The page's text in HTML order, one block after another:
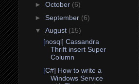
► October (6)
► September (6)
▼ August (15)
[nosql] Cassandra
Thrift insert Super
Column
[C#] How to write a
Windows Service